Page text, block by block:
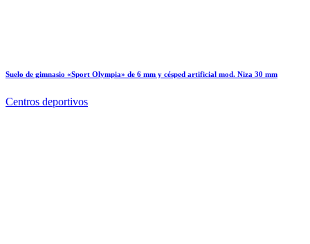
Suelo de gimnasio «Sport Olympia» de 6 mm y césped artificial mod. Niza 30 mm
Centros deportivos